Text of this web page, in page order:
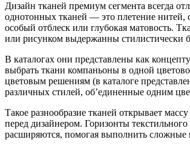
Дизайн тканей премиум сегмента всегда
однотонных тканей — это плетение нитей,
особый отблеск или глубокая матовость.
или рисунком выдержанны стилистически
В каталогах они представлены как
выбрать ткани компаньоны в одной
цветовым решениям (в каталоге
различных стилей, об’единенные одним
Такое разнообразие тканей открывает
перед дизайнером. Горизонты текстильного
расширяются, помогая выполнить сложные